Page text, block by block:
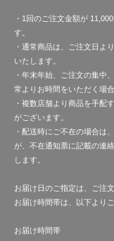
・1回のご注文金額が
す。
・通常商品は、ご注文日よ
いたします。
・年末年始、ご注文の集中
常よりお時間をいただく場
・複数店舗より商品を手配
がございます。
・配送時にご不在の場合は
が、不在通知票に記載の連
します。
お届け日のご指定は、ご注
お届け時間帯は、以下より
お届け時間帯